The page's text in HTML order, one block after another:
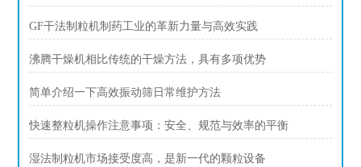
GF干法制粒机制药工业的革新力量与高效实践
沸腾干燥机相比传统的干燥方法，具有多项优势
简单介绍一下高效振动筛日常维护方法
快速整粒机操作注意事项：安全、规范与效率的平衡
湿法制粒机市场接受度高，是新一代的颗粒设备